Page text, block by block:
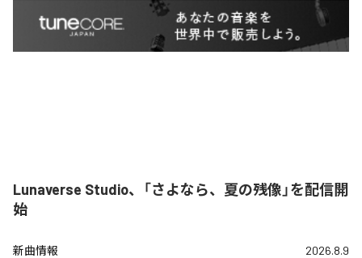
Lunaverse Studio、「さよなら、夏の残像」を配信開
始
新曲情報 2026.8.9